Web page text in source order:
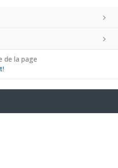
de la page